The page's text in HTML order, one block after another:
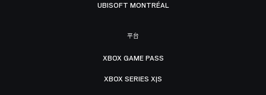
UBISOFT MONTRÉAL
平台
XBOX GAME PASS
XBOX SERIES X|S